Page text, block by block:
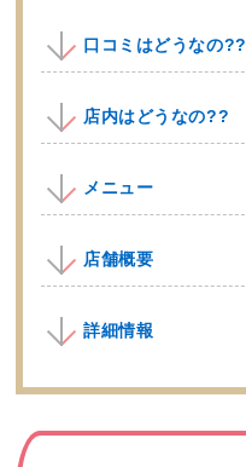
口コミはどうなの??
店内はどうなの??
メニュー
店舗概要
詳細情報